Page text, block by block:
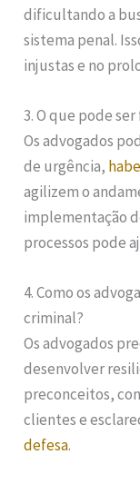
dificultando a
sistema penal.
injustas e no
3. O que pode
Os advogados
de urgência,
agilizem o
implementação
processos pode
4. Como os
criminal?
Os advogados
desenvolver
preconceitos,
clientes e
defesa.